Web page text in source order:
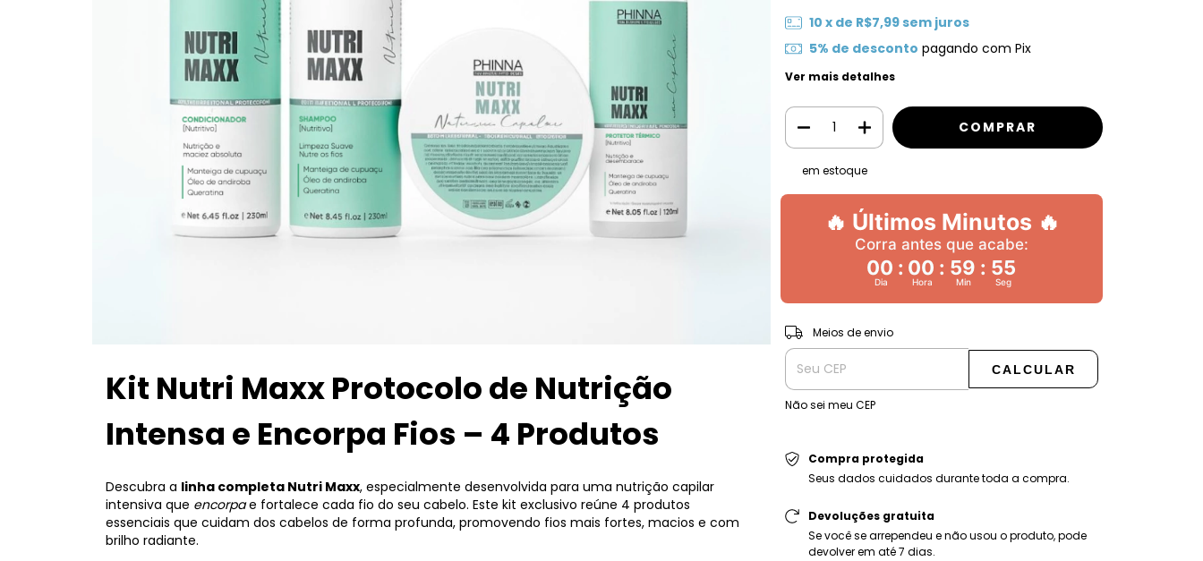
Kit Nutri Maxx Protocolo de Nutrição
Intensa e Encorpa Fios – 4 Produtos
Descubra a linha completa Nutri Maxx, especialmente desenvolvida para uma nutrição capilar
intensiva que encorpae fortalece cada fio do seu cabelo. Este kit exclusivo reúne 4 produtos
essenciais que cuidam dos cabelos de forma profunda, promovendo fios mais fortes, macios e com
brilho radiante.
10 x de R$7,99sem juros
5% de desconto pagando com Pix
Ver mais detalhes
em estoque
🔥 Últimos Minutos 🔥
Corra antes que acabe:
00 : 00 : 59 : 54
Dia Hora Min Seg
Entregas para o CEP:
Meios de envio
CALCULAR
Não sei meu CEP
Compra protegida
Seus dados cuidados durante toda a compra.
Devoluções gratuita
Se você se arrependeu e não usou o produto, pode
devolver em até 7 dias.